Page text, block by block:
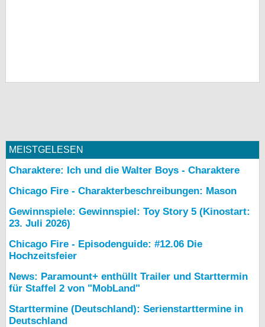
MEISTGELESEN
Charaktere: Ich und die Walter Boys - Charaktere
Chicago Fire - Charakterbeschreibungen: Mason
Gewinnspiele: Gewinnspiel: Toy Story 5 (Kinostart:
23. Juli 2026)
Chicago Fire - Episodenguide: #12.06 Die
Hochzeitsfeier
News: Paramount+ enthüllt Trailer und Starttermin
für Staffel 2 von "MobLand"
Starttermine (Deutschland): Serienstarttermine in
Deutschland